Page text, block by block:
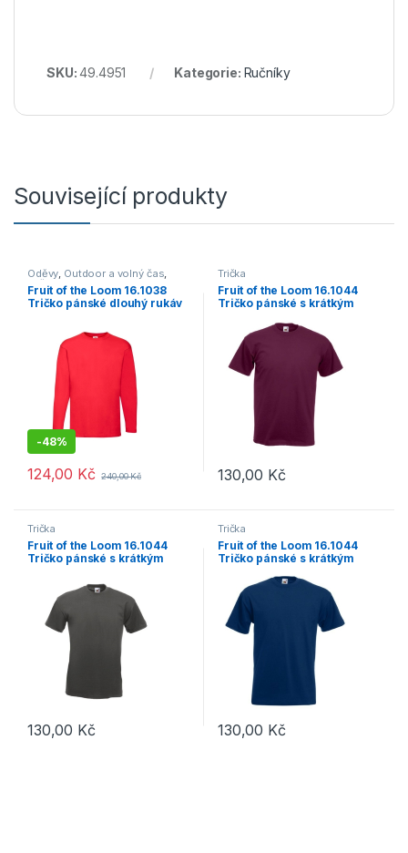
SKU:49.4951 Kategorie: Ručníky
Související produkty
Oděvy, Outdoor a volný čas,
Trička
Fruit of the Loom 16.1038
Tričko pánské dlouhý rukáv
-48%
124,00 Kč 240,00Kč
Tento produkt má více variant. Možnosti lze vybrat na stránce
Trička
Fruit of the Loom 16.1044
Tričko pánské s krátkým
130,00 Kč
Tento produkt má více
Trička
Fruit of the Loom 16.1044
Tričko pánské s krátkým
130,00 Kč
Tento produkt má více variant. Možnosti lze vybrat na stránce
Trička
Fruit of the Loom 16.1044
Tričko pánské s krátkým
130,00 Kč
Tento produkt má více